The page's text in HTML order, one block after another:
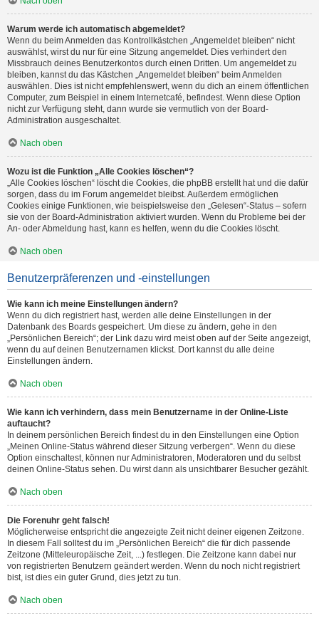
Warum werde ich automatisch abgemeldet?
Wenn du beim Anmelden das Kontrollkästchen „Angemeldet bleiben“ nicht
auswählst, wirst du nur für eine Sitzung angemeldet. Dies verhindert den
Missbrauch deines Benutzerkontos durch einen Dritten. Um angemeldet zu
bleiben, kannst du das Kästchen „Angemeldet bleiben“ beim Anmelden
auswählen. Dies ist nicht empfehlenswert, wenn du dich an einem öffentlichen
Computer, zum Beispiel in einem Internetcafé, befindest. Wenn diese Option
nicht zur Verfügung steht, dann wurde sie vermutlich von der Board-
Administration ausgeschaltet.
Nach oben
Wozu ist die Funktion „Alle Cookies löschen“?
„Alle Cookies löschen“ löscht die Cookies, die phpBB erstellt hat und die dafür
sorgen, dass du im Forum angemeldet bleibst. Außerdem ermöglichen
Cookies einige Funktionen, wie beispielsweise den „Gelesen“-Status – sofern
sie von der Board-Administration aktiviert wurden. Wenn du Probleme bei der
An- oder Abmeldung hast, kann es helfen, wenn du die Cookies löscht.
Nach oben
Benutzerpräferenzen und -einstellungen
Wie kann ich meine Einstellungen ändern?
Wenn du dich registriert hast, werden alle deine Einstellungen in der
Datenbank des Boards gespeichert. Um diese zu ändern, gehe in den
„Persönlichen Bereich“; der Link dazu wird meist oben auf der Seite angezeigt,
wenn du auf deinen Benutzernamen klickst. Dort kannst du alle deine
Einstellungen ändern.
Nach oben
Wie kann ich verhindern, dass mein Benutzername in der Online-Liste
auftaucht?
In deinem persönlichen Bereich findest du in den Einstellungen eine Option
„Meinen Online-Status während dieser Sitzung verbergen“. Wenn du diese
Option einschaltest, können nur Administratoren, Moderatoren und du selbst
deinen Online-Status sehen. Du wirst dann als unsichtbarer Besucher gezählt.
Nach oben
Die Forenuhr geht falsch!
Möglicherweise entspricht die angezeigte Zeit nicht deiner eigenen Zeitzone.
In diesem Fall solltest du im „Persönlichen Bereich“ die für dich passende
Zeitzone (Mitteleuropäische Zeit, ...) festlegen. Die Zeitzone kann dabei nur
von registrierten Benutzern geändert werden. Wenn du noch nicht registriert
bist, ist dies ein guter Grund, dies jetzt zu tun.
Nach oben